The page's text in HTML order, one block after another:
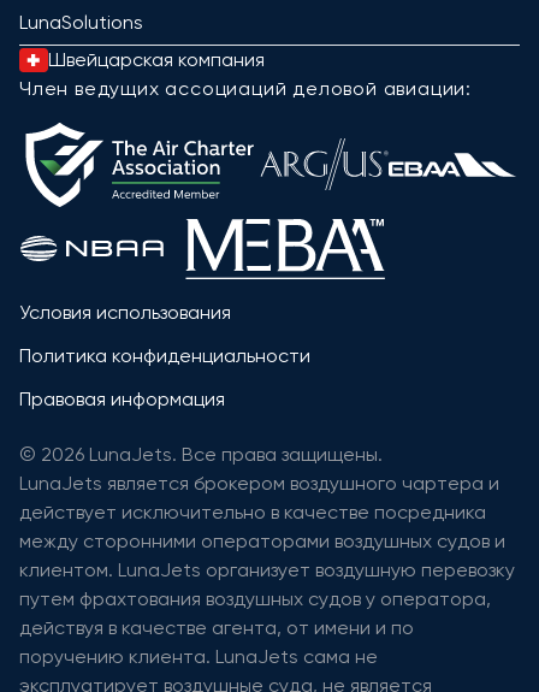
LunaSolutions
Швейцарская компания
Член ведущих ассоциаций деловой авиации:
Условия использования
Политика конфиденциальности
Правовая информация
© 2026 LunaJets. Все права защищены.
LunaJets является брокером воздушного чартера и
действует исключительно в качестве посредника
между сторонними операторами воздушных судов и
клиентом. LunaJets организует воздушную перевозку
путем фрахтования воздушных судов у оператора,
действуя в качестве агента, от имени и по
поручению клиента. LunaJets сама не
эксплуатирует воздушные суда, не является